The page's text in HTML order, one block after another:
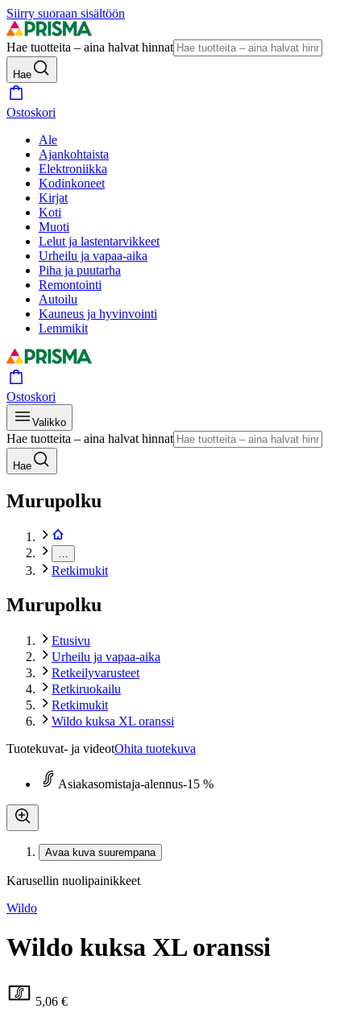
Siirry suoraan sisältöön
Hae tuotteita – aina halvat hinnat
Hae
Ostoskori
Ale
Ajankohtaista
Elektroniikka
Kodinkoneet
Kirjat
Koti
Muoti
Lelut ja lastentarvikkeet
Urheilu ja vapaa-aika
Piha ja puutarha
Remontointi
Autoilu
Kauneus ja hyvinvointi
Lemmikit
Ostoskori
Valikko
Hae tuotteita – aina halvat hinnat
Hae
Murupolku
Retkimukit
Murupolku
Etusivu
Urheilu ja vapaa-aika
Retkeilyvarusteet
Retkiruokailu
Retkimukit
Wildo kuksa XL oranssi
Tuotekuvat- ja videotOhita tuotekuva
Asiakasomistaja-alennus-15 %
Avaa kuva suurempana
Karusellin nuolipainikkeet
Wildo
Wildo kuksa XL oranssi
5,06 €